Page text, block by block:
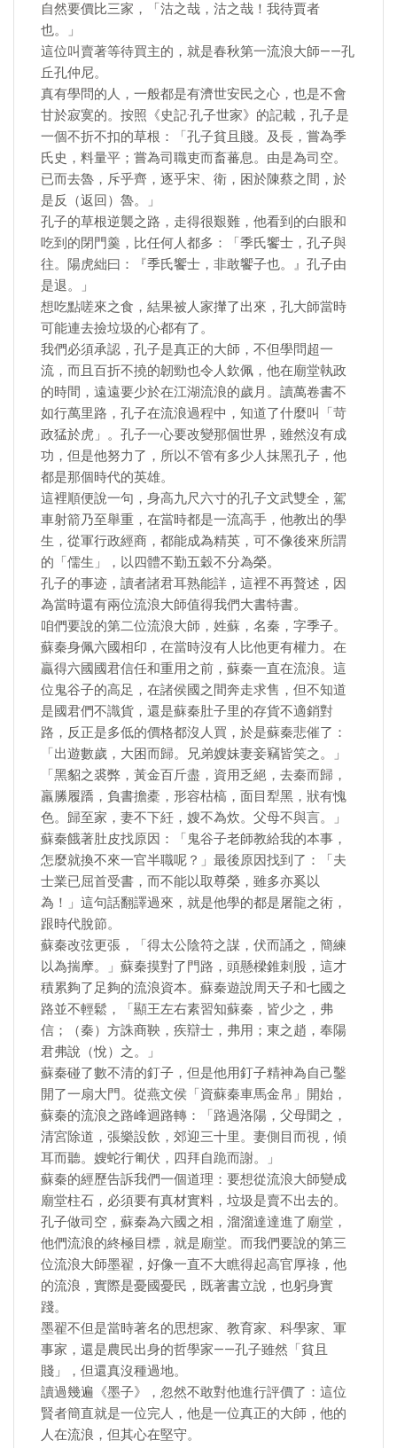
自然要價比三家，「沽之哉，沽之哉！我待賈者
也。」
這位叫賣著等待買主的，就是春秋第一流浪大師——孔
丘孔仲尼。
​真有學問的人，一般都是有濟世安民之心，也是不會
甘於寂寞的。按照《史記·孔子世家》的記載，孔子是
一個不折不扣的草根：「孔子貧且賤。及長，嘗為季
氏史，料量平；嘗為司職吏而畜蕃息。由是為司空。
已而去魯，斥乎齊，逐乎宋、衛，困於陳蔡之間，於
是反（返回）魯。」
孔子的草根逆襲之路，走得很艱難，他看到的白眼和
吃到的閉門羹，比任何人都多：「季氏饗士，孔子與
往。陽虎絀曰：『季氏饗士，非敢饗子也。』孔子由
是退。」
想吃點嗟來之食，結果被人家攆了出來，孔大師當時
可能連去撿垃圾的心都有了。
我們必須承認，孔子是真正的大師，不但學問超一
流，而且百折不撓的韌勁也令人欽佩，他在廟堂執政
的時間，遠遠要少於在江湖流浪的歲月。讀萬卷書不
如行萬里路，孔子在流浪過程中，知道了什麼叫「苛
政猛於虎」。孔子一心要改變那個世界，雖然沒有成
功，但是他努力了，所以不管有多少人抹黑孔子，他
都是那個時代的英雄。
​這裡順便說一句，身高九尺六寸的孔子文武雙全，駕
車射箭乃至舉重，在當時都是一流高手，他教出的學
生，從軍行政經商，都能成為精英，可不像後來所謂
的「儒生」，以四體不勤五穀不分為榮。
孔子的事迹，讀者諸君耳熟能詳，這裡不再贅述，因
為當時還有兩位流浪大師值得我們大書特書。
咱們要說的第二位流浪大師，姓蘇，名秦，字季子。
蘇秦身佩六國相印，在當時沒有人比他更有權力。在
贏得六國國君信任和重用之前，蘇秦一直在流浪。這
位鬼谷子的高足，在諸侯國之間奔走求售，但不知道
是國君們不識貨，還是蘇秦肚子里的存貨不適銷對
路，反正是多低的價格都沒人買，於是蘇秦悲催了：
「出遊數歲，大困而歸。兄弟嫂妹妻妾竊皆笑之。」
「黑貂之裘弊，黃金百斤盡，資用乏絕，去秦而歸，
羸縢履蹻，負書擔橐，形容枯槁，面目犁黑，狀有愧
色。歸至家，妻不下紝，嫂不為炊。父母不與言。」
​蘇秦餓著肚皮找原因：「鬼谷子老師教給我的本事，
怎麼就換不來一官半職呢？」最後原因找到了：「夫
士業已屈首受書，而不能以取尊榮，雖多亦奚以
為！」這句話翻譯過來，就是他學的都是屠龍之術，
跟時代脫節。
蘇秦改弦更張，「得太公陰符之謀，伏而誦之，簡練
以為揣摩。」蘇秦摸對了門路，頭懸樑錐刺股，這才
積累夠了足夠的流浪資本。蘇秦遊說周天子和七國之
路並不輕鬆，「顯王左右素習知蘇秦，皆少之，弗
信；（秦）方誅商鞅，疾辯士，弗用；東之趙，奉陽
君弗說（悅）之。」
​蘇秦碰了數不清的釘子，但是他用釘子精神為自己鑿
開了一扇大門。從燕文侯「資蘇秦車馬金帛」開始，
蘇秦的流浪之路峰迴路轉：「路過洛陽，父母聞之，
清宮除道，張樂設飲，郊迎三十里。妻側目而視，傾
耳而聽。嫂蛇行匍伏，四拜自跪而謝。」
蘇秦的經歷告訴我們一個道理：要想從流浪大師變成
廟堂柱石，必須要有真材實料，垃圾是賣不出去的。
孔子做司空，蘇秦為六國之相，溜溜達達進了廟堂，
他們流浪的終極目標，就是廟堂。而我們要說的第三
位流浪大師墨翟，好像一直不大瞧得起高官厚祿，他
的流浪，實際是憂國憂民，既著書立說，也躬身實
踐。
​墨翟不但是當時著名的思想家、教育家、科學家、軍
事家，還是農民出身的哲學家——孔子雖然「貧且
賤」，但還真沒種過地。
讀過幾遍《墨子》，忽然不敢對他進行評價了：這位
賢者簡直就是一位完人，他是一位真正的大師，他的
人在流浪，但其心在堅守。